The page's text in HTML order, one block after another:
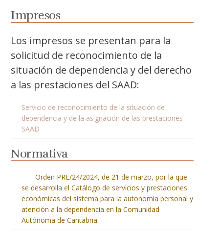
Impresos
Los impresos se presentan para la
solicitud de reconocimiento de la
situación de dependencia y del derecho
a las prestaciones del SAAD:
Servicio de reconocimiento de la situación de
dependencia y de la asignación de las prestaciones
SAAD
Normativa
Orden PRE/24/2024, de 21 de marzo, por la que
se desarrolla el Catálogo de servicios y prestaciones
económicas del sistema para la autonomía personal y
atención a la dependencia en la Comunidad
Autónoma de Cantabria.